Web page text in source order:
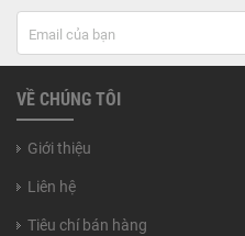
VỀ CHÚNG TÔI
Giới thiệu
Liên hệ
Tiêu chí bán hàng